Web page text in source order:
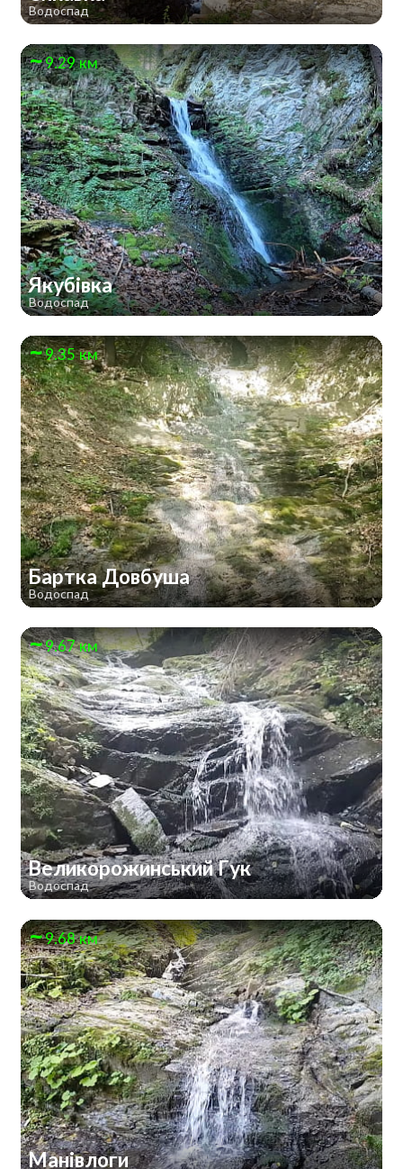
Водоспад
9.29 км
Якубівка
Водоспад
9.35 км
Бартка Довбуша
Водоспад
9.67 км
Великорожинський Гук
Водоспад
9.68 км
Манівлоги